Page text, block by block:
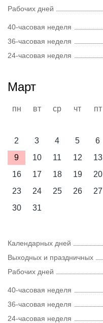
Рабочих дней
40-часовая неделя
36-часовая неделя
24-часовая неделя
Март
пн вт ср чт пт
2
3 4 5 6
9
10 11 12 13
16
17 18 19 20
23
24 25 26 27
30
31
Календарных дней
Выходных и праздничных
Рабочих дней
40-часовая неделя
36-часовая неделя
24-часовая неделя